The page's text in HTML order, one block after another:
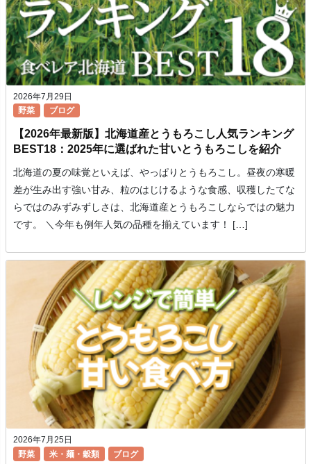
2026年7月29日
野菜
ブログ
【2026年最新版】北海道産とうもろこし人気ランキング
BEST18：2025年に選ばれた甘いとうもろこしを紹介
北海道の夏の味覚といえば、やっぱりとうもろこし。昼夜の寒暖
差が生み出す強い甘み、粒のはじけるような食感、収穫したてな
らではのみずみずしさは、北海道産とうもろこしならではの魅力
です。 ＼今年も例年人気の品種を揃えています！ […]
2026年7月25日
野菜
米・麺・穀類 ブログ